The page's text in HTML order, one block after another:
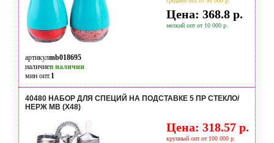
Цена: 368.8 р.
мелкий опт от 10 000 р.
артикулmb018695
наличиев наличии
мин опт.1
40480 НАБОР ДЛЯ СПЕЦИЙ НА ПОДСТАВКЕ 5 ПР СТЕКЛО/
НЕРЖ MB (Х48)
Цена: 318.57 р.
крупный опт от 100 000 р.